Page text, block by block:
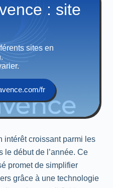
: site
sites en
fr
intérêt croissant parmi les
le début de l’année. Ce
promet de simplifier
grâce à une technologie